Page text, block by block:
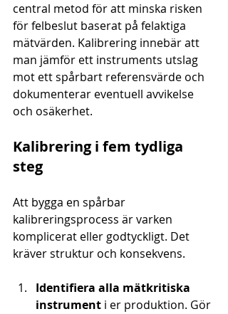
central metod för att minska risken
för felbeslut baserat på felaktiga
mätvärden. Kalibrering innebär att
man jämför ett instruments utslag
mot ett spårbart referensvärde och
dokumenterar eventuell avvikelse
och osäkerhet.
Kalibrering i fem tydliga
steg
Att bygga en spårbar
kalibreringsprocess är varken
komplicerat eller godtyckligt. Det
kräver struktur och konsekvens.
Identifiera alla mätkritiska
instrument i er produktion. Gör